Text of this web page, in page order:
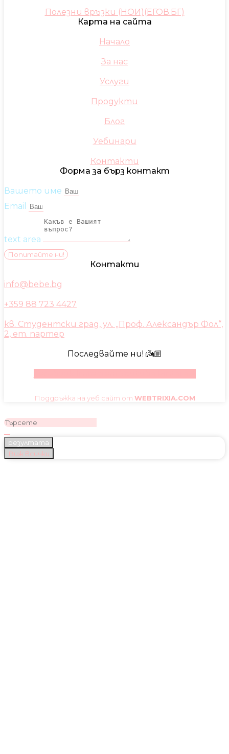
Полезни връзки (НОИ)(ЕГОВ.БГ)
Карта на сайта
Начало
За нас
Услуги
Продукти
Блог
Уебинари
Контакти
Форма за бърз контакт
Вашето име
Email
text area
Попитайте ни!
Контакти
info@bebe.bg
+359 88 723 4427
кв. Студентски град, ул. „Проф. Александър Фол“,
2, ет. партер
Последвайте ни! 👼🏼
Поддръжка на уеб сайт от WEBTRIXIA.COM
резултата
Виж всички